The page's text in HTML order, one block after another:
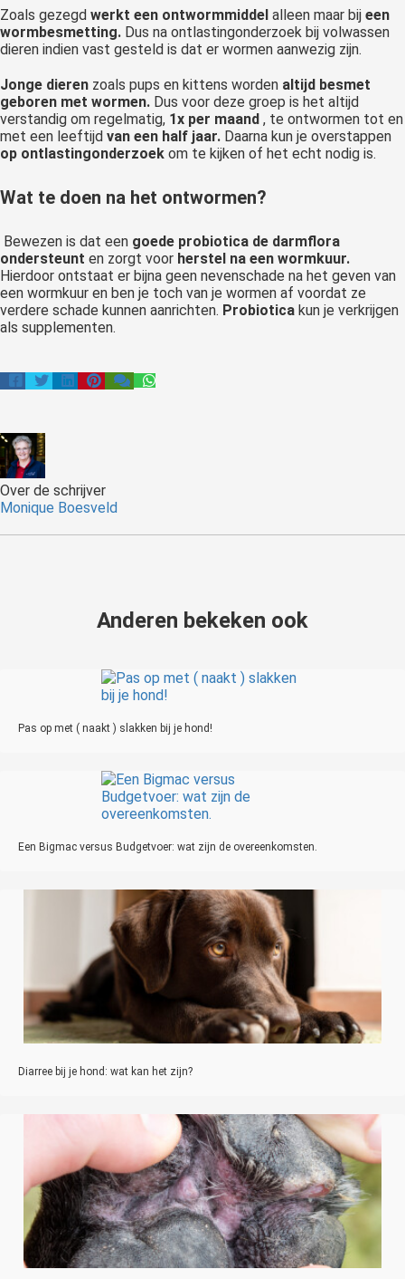
Zoals gezegd werkt een ontwormmiddel alleen maar bij een
wormbesmetting. Dus na ontlastingonderzoek bij volwassen
dieren indien vast gesteld is dat er wormen aanwezig zijn.
Jonge dieren zoals pups en kittens worden altijd besmet
geboren met wormen. Dus voor deze groep is het altijd
verstandig om regelmatig, 1x per maand , te ontwormen tot en
met een leeftijd van een half jaar. Daarna kun je overstappen
op ontlastingonderzoek om te kijken of het echt nodig is.
Wat te doen na het ontwormen?
Bewezen is dat een goede probiotica de darmflora
ondersteunt en zorgt voor herstel na een wormkuur.
Hierdoor ontstaat er bijna geen nevenschade na het geven van
een wormkuur en ben je toch van je wormen af voordat ze
verdere schade kunnen aanrichten. Probiotica kun je verkrijgen
als supplementen.
Over de schrijver
Monique Boesveld
Anderen bekeken ook
Pas op met ( naakt ) slakken bij je hond!
Een Bigmac versus Budgetvoer: wat zijn de overeenkomsten.
Diarree bij je hond: wat kan het zijn?